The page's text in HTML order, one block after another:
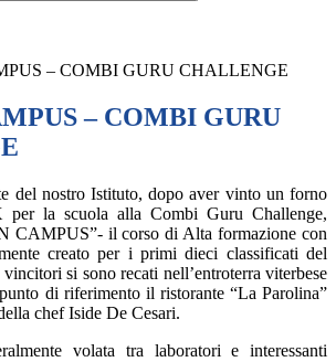
– COMBI GURU CHALLENGE
– COMBI GURU
del nostro Istituto, dopo aver vinto un forno
per la scuola alla Combi Guru Challenge,
CAMPUS”- il corso di Alta formazione con
creato per i primi dieci classificati del
si sono recati nell’entroterra viterbese
di riferimento il ristorante “La Parolina”
chef Iside De Cesari.
volata tra laboratori e interessanti